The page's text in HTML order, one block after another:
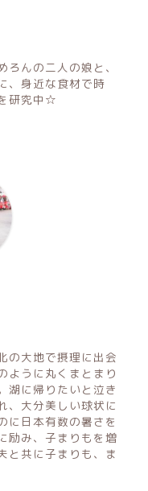
んの二人の娘と、
、身近な食材で時
研究中☆
の大地で摂理に出会
ように丸くまとまり
湖に帰りたいと泣き
、大分美しい球状に
に日本有数の暑さを
励み、子まりもを増
と共に子まりも、ま